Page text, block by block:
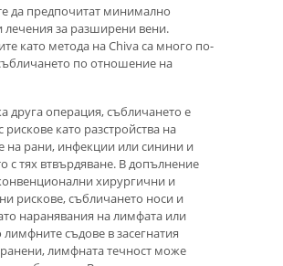
да предпочитат минимално
лечения за разширени вени.
като метода на Chiva са много по-
по отношение на
друга операция, събличането е
рискове като разстройства на
на рани, инфекции или синини и
с тях втвърдяване. В допълнение
хирургични и
рискове, събличането носи и
наранявания на лимфата или
лимфните съдове в засегнатия
лимфната течност може